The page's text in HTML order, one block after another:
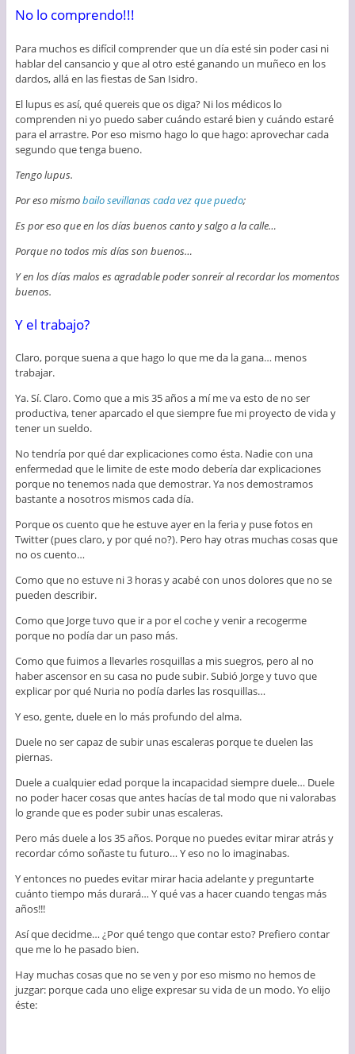
No lo comprendo!!!
Para muchos es difícil comprender que un día esté sin poder casi ni
hablar del cansancio y que al otro esté ganando un muñeco en los
dardos, allá en las fiestas de San Isidro.
El lupus es así, qué quereis que os diga? Ni los médicos lo
comprenden ni yo puedo saber cuándo estaré bien y cuándo estaré
para el arrastre. Por eso mismo hago lo que hago: aprovechar cada
segundo que tenga bueno.
Tengo lupus.
Por eso mismobailo sevillanas cada vez que puedo;
Es por eso que en los días buenos canto y salgo a la calle…
Porque no todos mis días son buenos…
Y en los días malos es agradable poder sonreír al recordar los momentos
buenos.
Y el trabajo?
Claro, porque suena a que hago lo que me da la gana… menos
trabajar.
Ya. Sí. Claro. Como que a mis 35 años a mí me va esto de no ser
productiva, tener aparcado el que siempre fue mi proyecto de vida y
tener un sueldo.
No tendría por qué dar explicaciones como ésta. Nadie con una
enfermedad que le limite de este modo debería dar explicaciones
porque no tenemos nada que demostrar. Ya nos demostramos
bastante a nosotros mismos cada día.
Porque os cuento que he estuve ayer en la feria y puse fotos en
Twitter (pues claro, y por qué no?). Pero hay otras muchas cosas que
no os cuento…
Como que no estuve ni 3 horas y acabé con unos dolores que no se
pueden describir.
Como que Jorge tuvo que ir a por el coche y venir a recogerme
porque no podía dar un paso más.
Como que fuimos a llevarles rosquillas a mis suegros, pero al no
haber ascensor en su casa no pude subir. Subió Jorge y tuvo que
explicar por qué Nuria no podía darles las rosquillas…
Y eso, gente, duele en lo más profundo del alma.
Duele no ser capaz de subir unas escaleras porque te duelen las
piernas.
Duele a cualquier edad porque la incapacidad siempre duele… Duele
no poder hacer cosas que antes hacías de tal modo que ni valorabas
lo grande que es poder subir unas escaleras.
Pero más duele a los 35 años. Porque no puedes evitar mirar atrás y
recordar cómo soñaste tu futuro… Y eso no lo imaginabas.
Y entonces no puedes evitar mirar hacia adelante y preguntarte
cuánto tiempo más durará… Y qué vas a hacer cuando tengas más
años!!!
Así que decidme… ¿Por qué tengo que contar esto? Prefiero contar
que me lo he pasado bien.
Hay muchas cosas que no se ven y por eso mismo no hemos de
juzgar: porque cada uno elige expresar su vida de un modo. Yo elijo
éste: